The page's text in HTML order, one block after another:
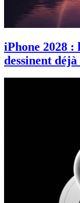
iPhone 2028 :
dessinent